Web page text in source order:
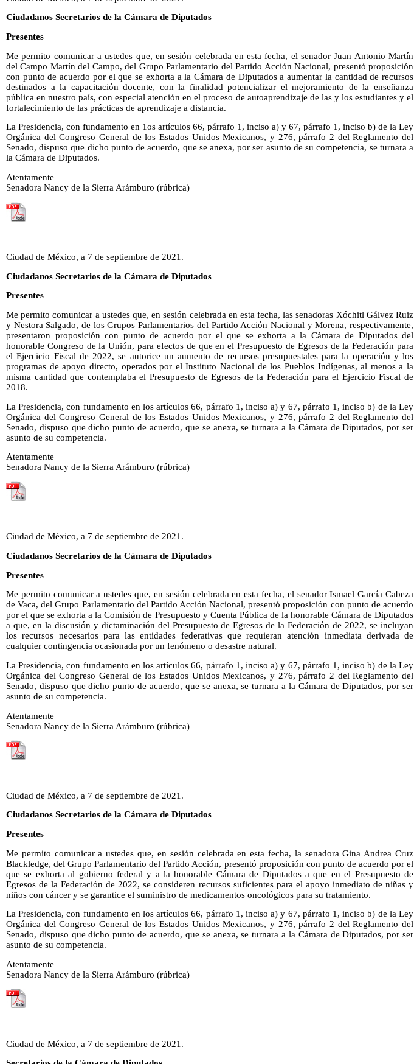
Ciudadanos Secretarios de la Cámara de Diputados
Presentes
Me permito comunicar a ustedes que, en sesión celebrada en esta fecha, el senador Juan Antonio Martín
del Campo Martín del Campo, del Grupo Parlamentario del Partido Acción Nacional, presentó proposición
con punto de acuerdo por el que se exhorta a la Cámara de Diputados a aumentar la cantidad de recursos
destinados a la capacitación docente, con la finalidad potencializar el mejoramiento de la enseñanza
pública en nuestro país, con especial atención en el proceso de autoaprendizaje de las y los estudiantes y el
fortalecimiento de las prácticas de aprendizaje a distancia.
La Presidencia, con fundamento en 1os artículos 66, párrafo 1, inciso a) y 67, párrafo 1, inciso b) de la Ley
Orgánica del Congreso General de los Estados Unidos Mexicanos, y 276, párrafo 2 del Reglamento del
Senado, dispuso que dicho punto de acuerdo, que se anexa, por ser asunto de su competencia, se turnara a
la Cámara de Diputados.
Atentamente
Senadora Nancy de la Sierra Arámburo (rúbrica)
Ciudad de México, a 7 de septiembre de 2021.
Ciudadanos Secretarios de la Cámara de Diputados
Presentes
Me permito comunicar a ustedes que, en sesión celebrada en esta fecha, las senadoras Xóchitl Gálvez Ruiz
y Nestora Salgado, de los Grupos Parlamentarios del Partido Acción Nacional y Morena, respectivamente,
presentaron proposición con punto de acuerdo por el que se exhorta a la Cámara de Diputados del
honorable Congreso de la Unión, para efectos de que en el Presupuesto de Egresos de la Federación para
el Ejercicio Fiscal de 2022, se autorice un aumento de recursos presupuestales para la operación y los
programas de apoyo directo, operados por el Instituto Nacional de los Pueblos Indígenas, al menos a la
misma cantidad que contemplaba el Presupuesto de Egresos de la Federación para el Ejercicio Fiscal de
2018.
La Presidencia, con fundamento en los artículos 66, párrafo 1, inciso a) y 67, párrafo 1, inciso b) de la Ley
Orgánica del Congreso General de los Estados Unidos Mexicanos, y 276, párrafo 2 del Reglamento del
Senado, dispuso que dicho punto de acuerdo, que se anexa, se turnara a la Cámara de Diputados, por ser
asunto de su competencia.
Atentamente
Senadora Nancy de la Sierra Arámburo (rúbrica)
Ciudad de México, a 7 de septiembre de 2021.
Ciudadanos Secretarios de la Cámara de Diputados
Presentes
Me permito comunicar a ustedes que, en sesión celebrada en esta fecha, el senador Ismael García Cabeza
de Vaca, del Grupo Parlamentario del Partido Acción Nacional, presentó proposición con punto de acuerdo
por el que se exhorta a la Comisión de Presupuesto y Cuenta Pública de la honorable Cámara de Diputados
a que, en la discusión y dictaminación del Presupuesto de Egresos de la Federación de 2022, se incluyan
los recursos necesarios para las entidades federativas que requieran atención inmediata derivada de
cualquier contingencia ocasionada por un fenómeno o desastre natural.
La Presidencia, con fundamento en los artículos 66, párrafo 1, inciso a) y 67, párrafo 1, inciso b) de la Ley
Orgánica del Congreso General de los Estados Unidos Mexicanos, y 276, párrafo 2 del Reglamento del
Senado, dispuso que dicho punto de acuerdo, que se anexa, se turnara a la Cámara de Diputados, por ser
asunto de su competencia.
Atentamente
Senadora Nancy de la Sierra Arámburo (rúbrica)
Ciudad de México, a 7 de septiembre de 2021.
Ciudadanos Secretarios de la Cámara de Diputados
Presentes
Me permito comunicar a ustedes que, en sesión celebrada en esta fecha, la senadora Gina Andrea Cruz
Blackledge, del Grupo Parlamentario del Partido Acción, presentó proposición con punto de acuerdo por el
que se exhorta al gobierno federal y a la honorable Cámara de Diputados a que en el Presupuesto de
Egresos de la Federación de 2022, se consideren recursos suficientes para el apoyo inmediato de niñas y
niños con cáncer y se garantice el suministro de medicamentos oncológicos para su tratamiento.
La Presidencia, con fundamento en los artículos 66, párrafo 1, inciso a) y 67, párrafo 1, inciso b) de la Ley
Orgánica del Congreso General de los Estados Unidos Mexicanos, y 276, párrafo 2 del Reglamento del
Senado, dispuso que dicho punto de acuerdo, que se anexa, se turnara a la Cámara de Diputados, por ser
asunto de su competencia.
Atentamente
Senadora Nancy de la Sierra Arámburo (rúbrica)
Ciudad de México, a 7 de septiembre de 2021.